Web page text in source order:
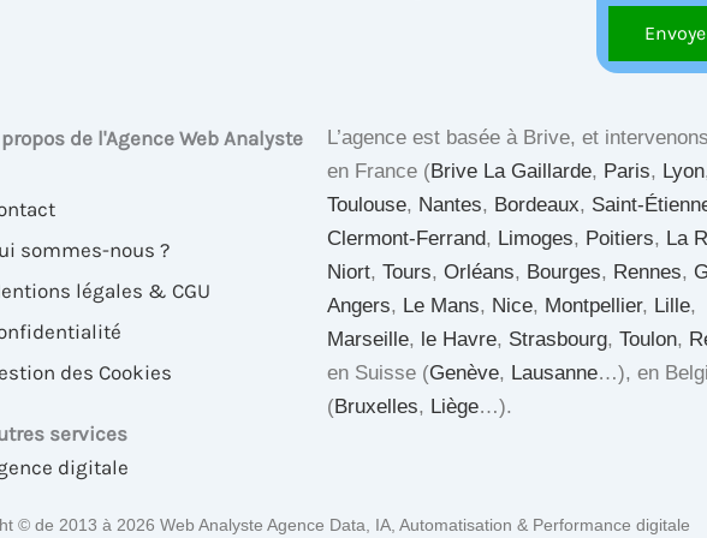
de l'Agence Web Analyste
sommes-nous ?
légales & CGU
des Cookies
services
digitale
L’agence est basée à Brive, et
en France (Brive La Gaillarde, Paris, Lyon
Toulouse, Nantes, Bordeaux, Saint-
Clermont-Ferrand, Limoges, Poitiers, La
Niort, Tours, Orléans, Bourges, Rennes,
Angers, Le Mans, Nice, Montpellier, Lille,
Marseille, le Havre, Strasbourg, Toulon,
en Suisse (Genève, Lausanne…), en
(Bruxelles, Liège…).
© de 2013 à 2026 Web Analyste Agence Data, IA, Automatisation & Performance digitale